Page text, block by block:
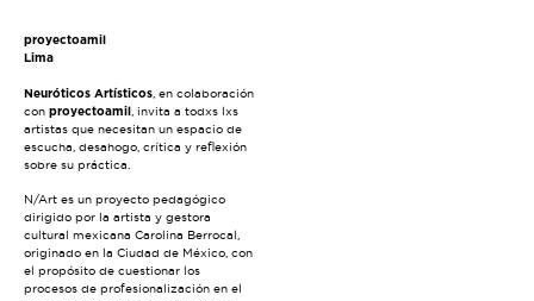
proyectoamil
Lima
Neuróticos Artísticos, en colaboración
con proyectoamil, invita a todxs lxs
artistas que necesitan un espacio de
escucha, desahogo, crítica y reflexión
sobre su práctica.
N/Art es un proyecto pedagógico
dirigido por la artista y gestora
cultural mexicana Carolina Berrocal,
originado en la Ciudad de México, con
el propósito de cuestionar los
procesos de profesionalización en el